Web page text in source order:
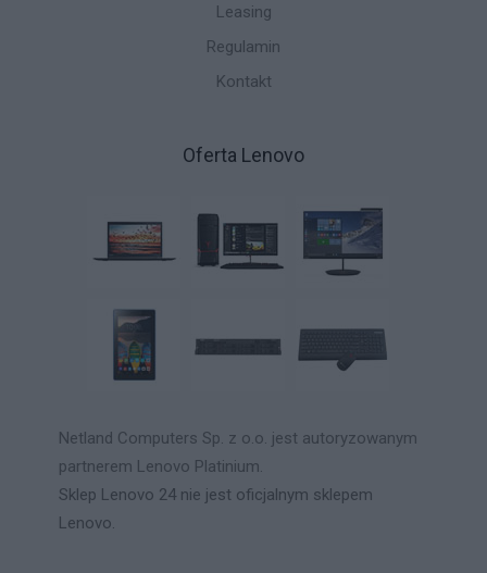
Leasing
Regulamin
Kontakt
Oferta Lenovo
Netland Computers Sp. z o.o. jest autoryzowanym
partnerem Lenovo Platinium.
Sklep Lenovo 24 nie jest oficjalnym sklepem
Lenovo.